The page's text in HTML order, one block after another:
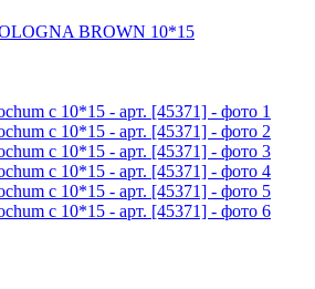
BROWN 10*15